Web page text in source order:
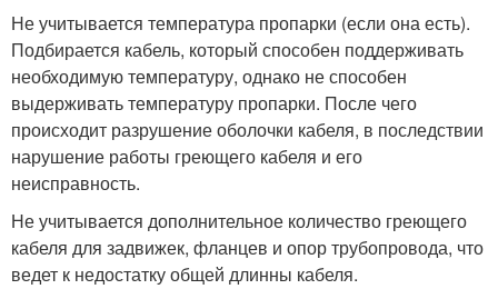
Не учитывается температура пропарки (если она есть).
Подбирается кабель, который способен поддерживать
необходимую температуру, однако не способен
выдерживать температуру пропарки. После чего
происходит разрушение оболочки кабеля, в последствии
нарушение работы греющего кабеля и его
неисправность.
Не учитывается дополнительное количество греющего
кабеля для задвижек, фланцев и опор трубопровода, что
ведет к недостатку общей длинны кабеля.